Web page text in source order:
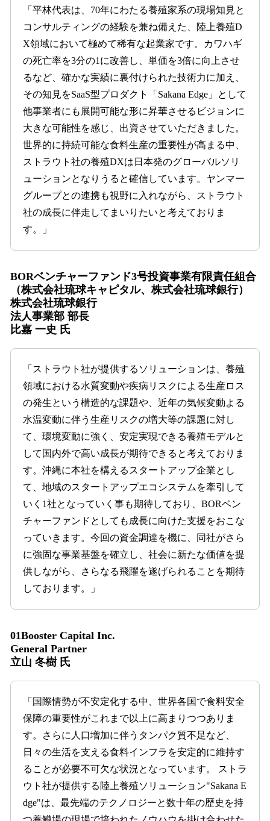
「平林代表は、70年にわたる養殖家系の現場知見と
コンサルティングの経験を兼ね備えた、陸上養殖D
X領域において極めて稀有な起業家です。カワハギ
の死亡率を3分の1に改善し、単価を3倍に向上させ
るなど、確かな実績に裏付けられた技術力に加え、
その知見をSaaS型プロダクト「Sakana Edge」として
他事業者にも展開可能な形に昇華させるビジョンに
大きな可能性を感じ、出資させていただきました。
世界的に持続可能な食料生産の重要性が高まる中、
ストラウト社の養殖DXは日本発のグローバルソリ
ューションとなりうると確信しています。ヤンマー
グループとの連携も視野に入れながら、ストラウト
社の成長に伴走してまいりたいと考えておりま
す。」
BORベンチャーファンド3号投資事業有限責任組合
（株式会社琉球キャピタル、株式会社琉球銀行）
株式会社琉球銀行
法人事業部 部長
比嘉 一史 氏
「ストラウト社が提供するソリューションは、養殖
領域における水質変動や疾病リスクによる生産ロス
の発生という構造的な課題や、近年の気候変動よる
水温変動に伴う生産リスクの増大等の課題に対し
て、環境変動に強く、安定実現できる養殖モデルと
して国内外で高い成長が期待できると考えておりま
す。沖縄に本社を構えるスタートアップ企業とし
て、地域のスタートアップエコシステムを牽引して
いく1社となっていく事も期待しており、BORベン
チャーファンドとしても成長に向けた支援をおこな
っていきます。今回の資金調達を機に、同社がさら
に強固な事業基盤を確立し、社会に新たな価値を提
供しながら、さらなる飛躍を遂げられることを期待
しております。」
01Booster Capital Inc.
General Partner
立山 冬樹 氏
「国際情勢が不安定化する中、世界各国で食料安全
保障の重要性がこれまで以上に高まりつつありま
す。さらに人口増加に伴うタンパク質不足など、
日々の生活を支える食料インフラを安定的に維持す
ることが必要不可欠な状況となっています。 ストラ
ウト社が提供する陸上養殖ソリューション"Sakana E
dge"は、最先端のテクノロジーと数十年の歴史を持